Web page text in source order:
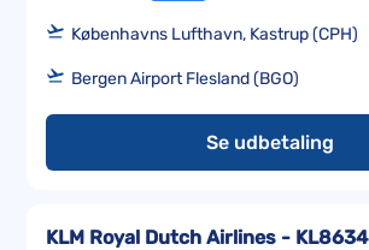
Københavns Lufthavn, Kastrup (CPH)
Bergen Airport Flesland (BGO)
Se udbetaling
KLM Royal Dutch Airlines - KL8634